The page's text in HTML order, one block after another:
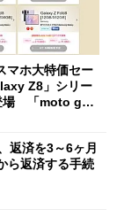
マホ大特価セー
Z8」シリー
場 「moto g37
返済を3～6ヶ月
ら返済する手続